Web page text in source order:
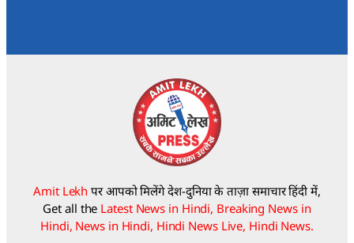
Amit Lekh पर आपको मिलेंगे देश-दुनिया के ताज़ा समाचार हिंदी में,
Get all the Latest News in Hindi, Breaking News in
Hindi, News in Hindi, Hindi News Live, Hindi News.